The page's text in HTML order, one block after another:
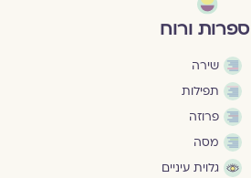
ספרות ורוח
שירה
תפילות
פרוזה
מסה
גלוית עיניים